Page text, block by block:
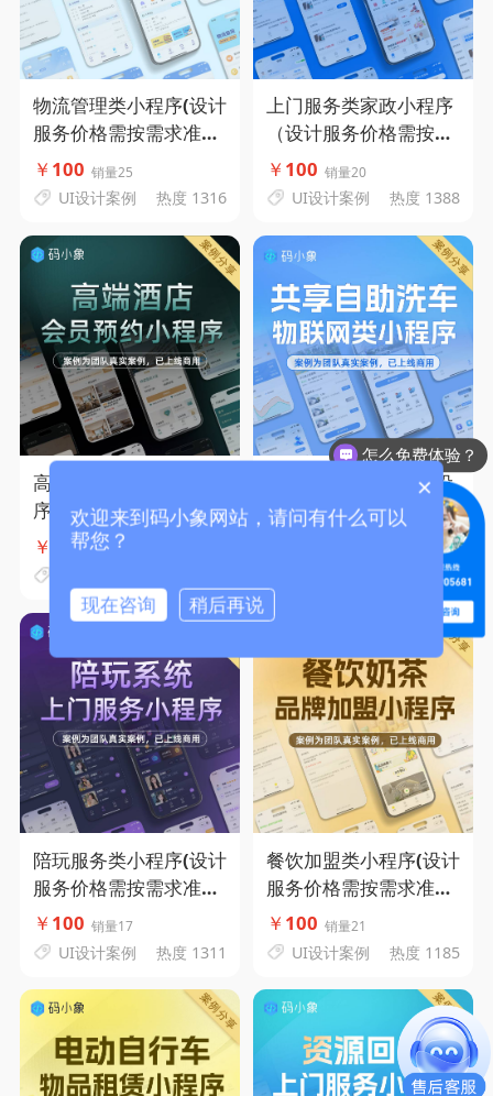
物流管理类小程序(设计
服务价格需按需求准确
评估)-码小象源码
￥ 100 销量25
UI设计案例 热度 1316
上门服务类家政小程序
（设计服务价格需按需
求准确评估）-码小象源
码
￥ 100 销量20
UI设计案例 热度 1388
高端酒店预约会员小程
序(设计服务价格需按需
求准确评估)-码小象源
码
￥ 100 销量12
自助洗车类小程序（设
计服务价格需按需求准
热度 1363
陪玩服务类小程序(设计
服务价格需按需求准确
评估)-
￥ 100 销量17
UI设计案例 热度 1311
餐饮加盟类小程序(设计
服务价格需按需求准确
评估)-码小象源码
￥ 100 销量21
UI设计案例 热度 1185
怎么免费体验？
×
欢迎来到码小象网站，请问有什么可以
帮您？
现在咨询 稍后再说